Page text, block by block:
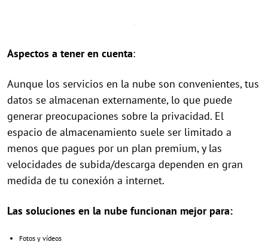
Aspectos a tener en cuenta:
Aunque los servicios en la nube son convenientes, tus
datos se almacenan externamente, lo que puede
generar preocupaciones sobre la privacidad. El
espacio de almacenamiento suele ser limitado a
menos que pagues por un plan premium, y las
velocidades de subida/descarga dependen en gran
medida de tu conexión a internet.
Las soluciones en la nube funcionan mejor para:
Fotos y vídeos